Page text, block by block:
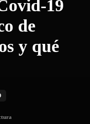
19
de
y qué